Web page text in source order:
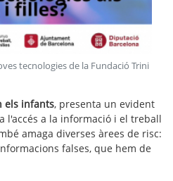
tecnologies de la Fundació Trini
els infants, presenta un evident
l'accés a la informació i el treball
amaga diverses àrees de risc:
falses, que hem de